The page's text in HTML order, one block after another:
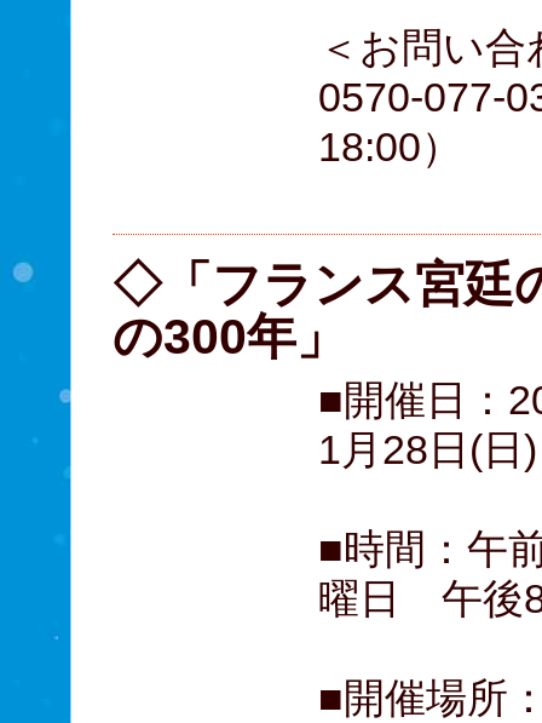
＜お問い
0570-077-
◇「フランス宮廷
の300年」
■開催日：
1月28日(
■時間：午
曜日 午後
■開催場所